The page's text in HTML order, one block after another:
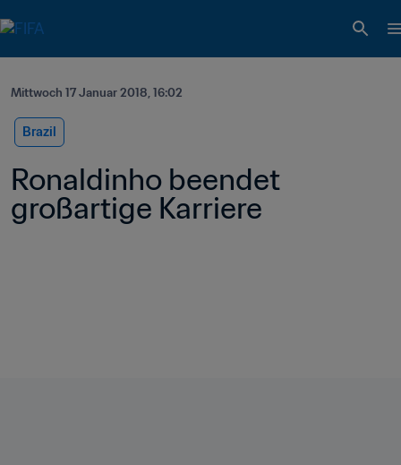
Mittwoch 17 Januar 2018, 16:02
Brazil
Ronaldinho beendet
großartige Karriere